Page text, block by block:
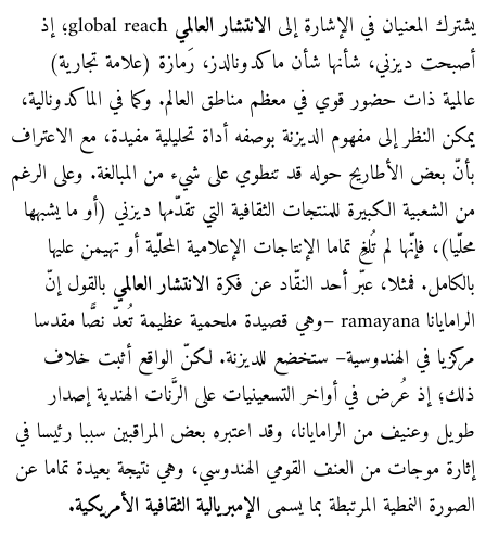
يشترك المعنيان في الإشارة إلى الانتشار العالمي
global reach؛ إذ
أصبحت ديزني، شأنها شأن ماكدونالدز، رَمازة (علامة تجارية)
عالمية ذات حضور قوي في معظم مناطق العالم. وكما في الماكدونالية،
يمكن النظر إلى مفهوم الديزنة بوصفه أداة تحليلية مفيدة، مع الاعتراف
بأنّ بعض الأطاريح حوله قد تنطوي على شيء من المبالغة. وعلى الرغم
من الشعبية الكبيرة للمنتجات الثقافية التي تقدّمها ديزني (أو ما يشبهها
محلّيا)، فإنّها لم تُلغِ تماما الإنتاجات الإعلامية المحلّية أو تهيمن عليها
بالكامل. فمثلا، عبّر أحد النقّاد عن فكرة الانتشار العالمي بالقول إنّ
الرامايانا ramayana –وهي قصيدة ملحمية عظيمة تُعدّ نصًّا مقدسا
مركزيا في الهندوسية– ستخضع للديزنة. لكنّ الواقع أثبت خلاف
ذلك؛ إذ عُرض في أواخر التسعينيات على الرَّنات الهندية إصدار
طويل وعنيف من الرامايانا، وقد اعتبره بعض المراقبين سببا رئيسا في
إثارة موجات من العنف القومي الهندوسي، وهي نتيجة بعيدة تماما عن
الصورة النمطية المرتبطة بما يسمى الإمبريالية الثقافية الأمريكية.